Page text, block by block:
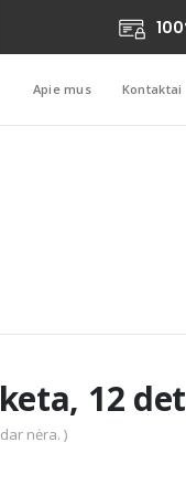
Apie mus Kontaktai
12
nėra. )